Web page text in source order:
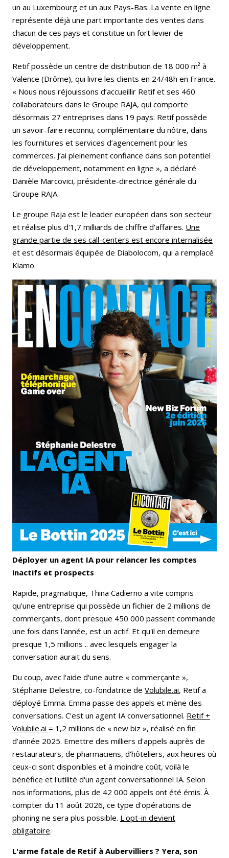
un au Luxembourg et un aux Pays-Bas. La vente en ligne
représente déjà une part importante des ventes dans
chacun de ces pays et constitue un fort levier de
développement.
Retif possède un centre de distribution de 18 000 m² à
Valence (Drôme), qui livre les clients en 24/48h en France.
« Nous nous réjouissons d’accueillir Retif et ses 460
collaborateurs dans le Groupe RAJA, qui comporte
désormais 27 entreprises dans 19 pays. Retif possède
un savoir-faire reconnu, complémentaire du nôtre, dans
les fournitures et services d’agencement pour les
commerces. J’ai pleinement confiance dans son potentiel
de développement, notamment en ligne », a déclaré
Danièle Marcovici, présidente-directrice générale du
Groupe RAJA.
Le groupe Raja est le leader européen dans son secteur
et réalise plus d'1,7 milliards de chiffre d'affaires. Une
grande partie de ses call-centers est encore internalisée
et est désormais équipée de Diabolocom, qui a remplacé
Kiamo.
Déployer un agent IA pour relancer les comptes
inactifs et prospects
Rapide, pragmatique, Thina Cadierno a vite compris
qu'une entreprise qui possède un fichier de 2 millions de
commerçants, dont presque 450 000 passent commande
une fois dans l'année, est un actif. Et qu'il en demeure
presque 1,5 millions .. avec lesquels engager la
conversation aurait du sens.
Du coup, avec l'aide d'une autre « commerçante »,
Stéphanie Delestre, co-fondatrice de Volubile.ai, Retif a
déployé Emma. Emma passe des appels et mène des
conversations. C'est un agent IA conversationnel. Retif +
Volubile.ai = 1,2 millions de « new biz », réalisé en fin
d'année 2025. Emettre des milliers d'appels auprès de
restaurateurs, de pharmaciens, d'hôteliers, aux heures où
ceux-ci sont disponibles et à moindre coût, voilà le
bénéfice et l'utilité d'un agent conversationnel IA. Selon
nos informations, plus de 42 000 appels ont été émis. À
compter du 11 août 2026, ce type d'opérations de
phoning ne sera plus possible. L'opt-in devient
obligatoire.
L'arme fatale de Retif à Aubervilliers ? Yera, son